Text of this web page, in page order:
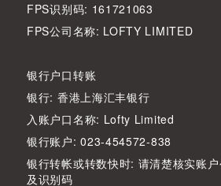
FPS识别码: 161721063
FPS公司名称: LOFTY LIMITED
银行户口转账
银行: 香港上海汇丰银行
入账户口名称: Lofty Limited
银行账户: 023-454572-838
银行转帐或转数快时: 请清楚核实账
及识别码